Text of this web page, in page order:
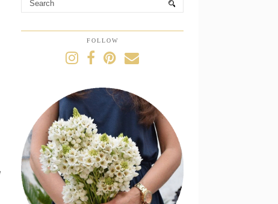
FOLLOW